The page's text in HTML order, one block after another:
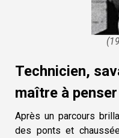
Technicien,
maître à
Après un parcours
des ponts et